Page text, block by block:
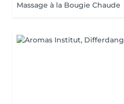
Massage à la Bougie Chaude